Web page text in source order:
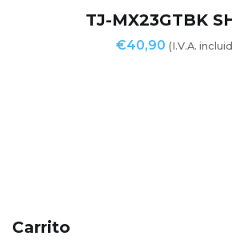
TJ-MX23GTBK
€40,90 (I.V.A.
Carrito